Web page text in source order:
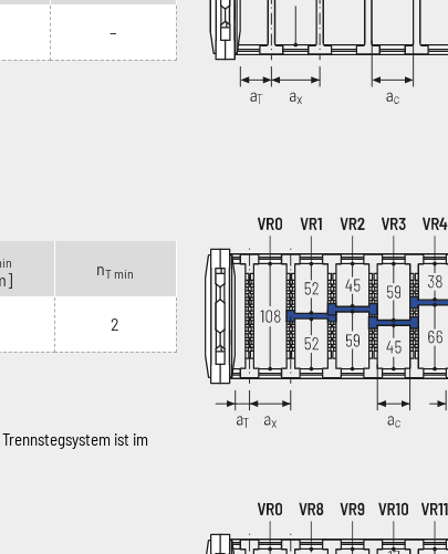
–
nT min
2
ist im